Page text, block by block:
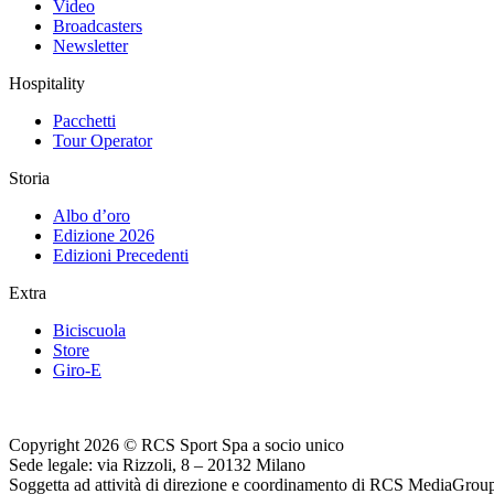
Video
Broadcasters
Newsletter
Hospitality
Pacchetti
Tour Operator
Storia
Albo d’oro
Edizione 2026
Edizioni Precedenti
Extra
Biciscuola
Store
Giro-E
Copyright 2026 © RCS Sport Spa a socio unico
Sede legale: via Rizzoli, 8 – 20132 Milano
Soggetta ad attività di direzione e coordinamento di RCS